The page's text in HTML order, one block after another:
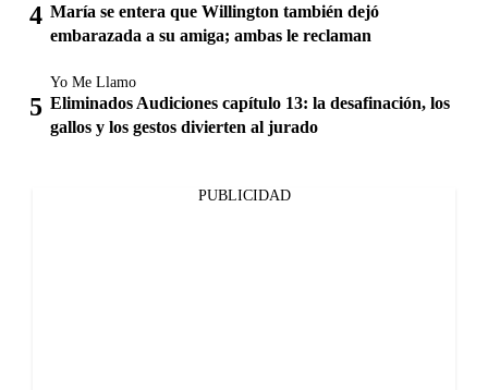
María se entera que Willington también dejó
embarazada a su amiga; ambas le reclaman
Yo Me Llamo
Eliminados Audiciones capítulo 13: la desafinación, los
gallos y los gestos divierten al jurado
PUBLICIDAD